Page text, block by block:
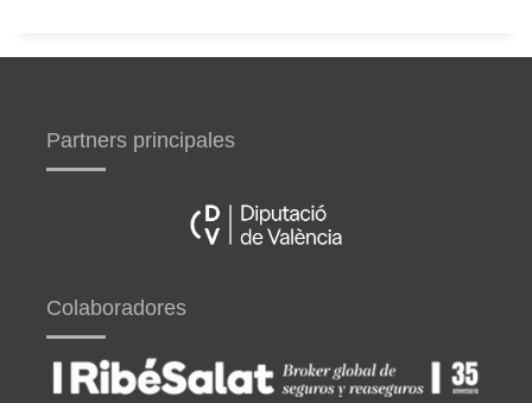
Partners principales
Colaboradores